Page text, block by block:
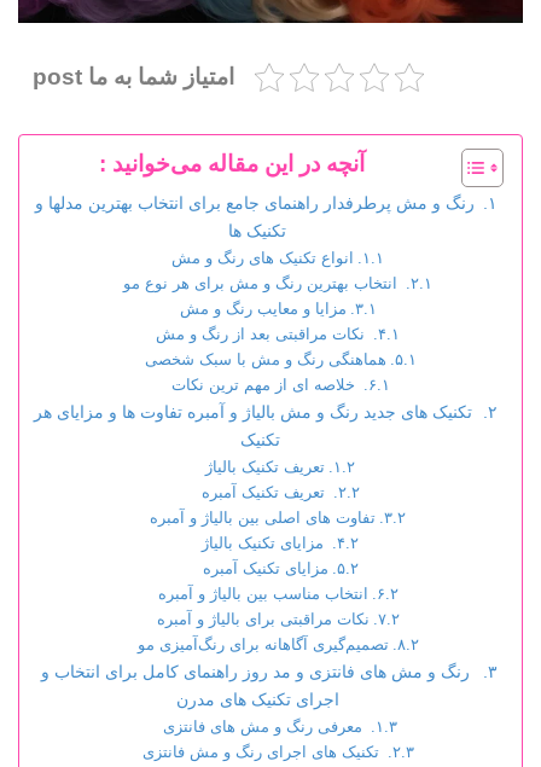
امتیاز شما به ما post
آنچه در این مقاله می‌خوانید :
رنگ و مش پرطرفدار راهنمای جامع برای انتخاب بهترین مدلها و
تکنیک ها
انواع تکنیک های رنگ و مش
انتخاب بهترین رنگ و مش برای هر نوع مو
مزایا و معایب رنگ و مش
نکات مراقبتی بعد از رنگ و مش
هماهنگی رنگ و مش با سبک شخصی
خلاصه ای از مهم ترین نکات
تکنیک های جدید رنگ و مش بالیاژ و آمبره تفاوت ها و مزایای هر
تکنیک
تعریف تکنیک بالیاژ
تعریف تکنیک آمبره
تفاوت های اصلی بین بالیاژ و آمبره
مزایای تکنیک بالیاژ
مزایای تکنیک آمبره
انتخاب مناسب بین بالیاژ و آمبره
نکات مراقبتی برای بالیاژ و آمبره
تصمیم‌گیری آگاهانه برای رنگ‌آمیزی مو
رنگ و مش های فانتزی و مد روز راهنمای کامل برای انتخاب و
اجرای تکنیک های مدرن
معرفی رنگ و مش های فانتزی
تکنیک های اجرای رنگ و مش فانتزی